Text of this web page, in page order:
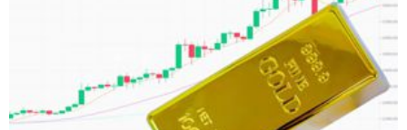
უნცია ოქრო დღიურად
101 დოლარით
გაძვირდა - რა ღირს
გრამი საქართველოში?
16:49 / 09-08-2026
ქუთაისში,
ბრალდებული
დაზარალებულის
ბინაში შეიჭრა და
16:06 / 09-
აწვდის